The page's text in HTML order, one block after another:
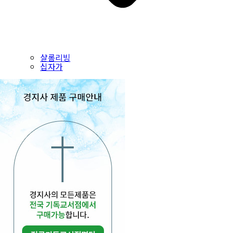
샬롬리빙
십자가